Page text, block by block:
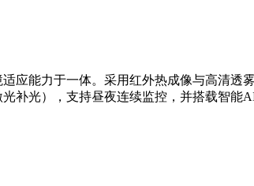
应能力于一体。采用红外热成像与高清透
补光），支持昼夜连续监控，并搭载智能